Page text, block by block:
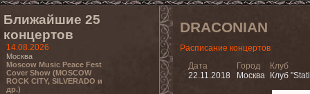
Ближайшие 25
концертов
14.08.2026
Москва
Moscow Music Peace Fest
Cover Show (MOSCOW
ROCK CITY, SILVERADO и
др.)
DRACONIAN
Расписание концертов
Дата
22.11.2018
Город
Москва
Клуб
Клуб